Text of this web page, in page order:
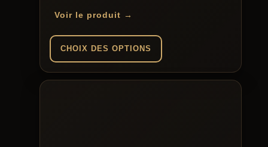
169,00 €
Voir le produit →
CHOIX DES OPTIONS
produit